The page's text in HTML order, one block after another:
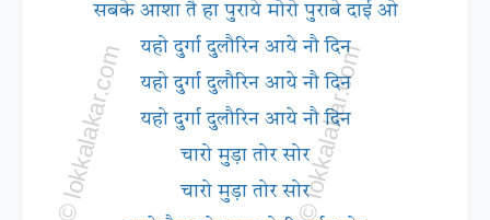
सबके आशा तै हा पुराये मोरो पुराबे दाई ओ
यहो दुर्गा दुलौरिन आये नौ दिन
यहो दुर्गा दुलौरिन आये नौ दिन
यहो दुर्गा दुलौरिन आये नौ दिन
चारो मुड़ा तोर सोर
चारो मुड़ा तोर सोर